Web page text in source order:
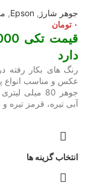
جوهر شارژ ,
Epson
,
۰ تومان
دارد
رنگ های بکار
جوهر 80
آبی تیره، قرمز تیره
انتخاب گزینه ها